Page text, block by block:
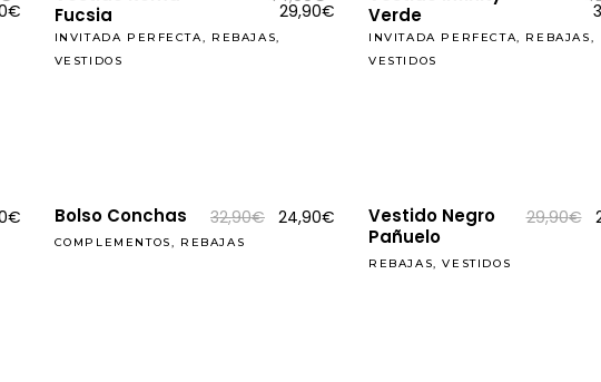
precio
original
44,90€.
€El
precio
actual
Fucsia
precio
original
44,90€.
29,90€
precio
actual
INVITADA PERFECTA, REBAJAS,
VESTIDOS
Verde
INVITADA PERFECTA, REBAJAS,
VESTIDOS
€El
actual
REBAJAS
Bolso Conchas 32,90€ El
precio
24,90€
precio
actual
COMPLEMENTOS, REBAJAS
REBAJAS
Vestido Negro
Pañuelo
29,90€
REBAJAS,VESTIDOS